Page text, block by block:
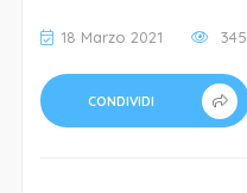
18 Marzo 2021 345
CONDIVIDI